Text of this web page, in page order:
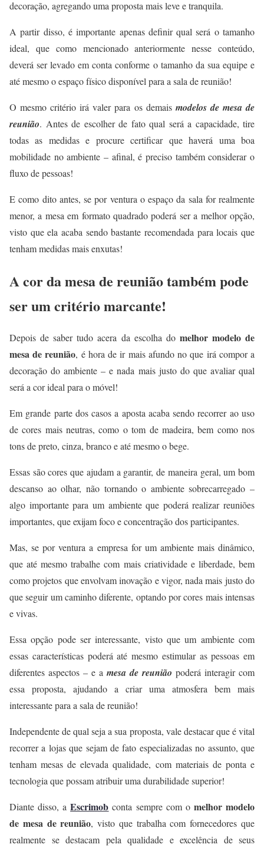
decoração, agregando uma proposta mais leve e tranquila.
A partir disso, é importante apenas definir qual será o tamanho
ideal, que como mencionado anteriormente nesse conteúdo,
deverá ser levado em conta conforme o tamanho da sua equipe e
até mesmo o espaço físico disponível para a sala de reunião!
O mesmo critério irá valer para os demais modelos de mesa de
reunião. Antes de escolher de fato qual será a capacidade, tire
todas as medidas e procure certificar que haverá uma boa
mobilidade no ambiente – afinal, é preciso também considerar o
fluxo de pessoas!
E como dito antes, se por ventura o espaço da sala for realmente
menor, a mesa em formato quadrado poderá ser a melhor opção,
visto que ela acaba sendo bastante recomendada para locais que
tenham medidas mais enxutas!
A cor da mesa de reunião também pode
ser um critério marcante!
Depois de saber tudo acera da escolha do melhor modelo de
mesa de reunião, é hora de ir mais afundo no que irá compor a
decoração do ambiente – e nada mais justo do que avaliar qual
será a cor ideal para o móvel!
Em grande parte dos casos a aposta acaba sendo recorrer ao uso
de cores mais neutras, como o tom de madeira, bem como nos
tons de preto, cinza, branco e até mesmo o bege.
Essas são cores que ajudam a garantir, de maneira geral, um bom
descanso ao olhar, não tornando o ambiente sobrecarregado –
algo importante para um ambiente que poderá realizar reuniões
importantes, que exijam foco e concentração dos participantes.
Mas, se por ventura a empresa for um ambiente mais dinâmico,
que até mesmo trabalhe com mais criatividade e liberdade, bem
como projetos que envolvam inovação e vigor, nada mais justo do
que seguir um caminho diferente, optando por cores mais intensas
e vivas.
Essa opção pode ser interessante, visto que um ambiente com
essas características poderá até mesmo estimular as pessoas em
diferentes aspectos – e a mesa de reunião poderá interagir com
essa proposta, ajudando a criar uma atmosfera bem mais
interessante para a sala de reunião!
Independente de qual seja a sua proposta, vale destacar que é vital
recorrer a lojas que sejam de fato especializadas no assunto, que
tenham mesas de elevada qualidade, com materiais de ponta e
tecnologia que possam atribuir uma durabilidade superior!
Diante disso, aEscrimob conta sempre com o melhor modelo
de mesa de reunião, visto que trabalha com fornecedores que
realmente se destacam pela qualidade e excelência de seus